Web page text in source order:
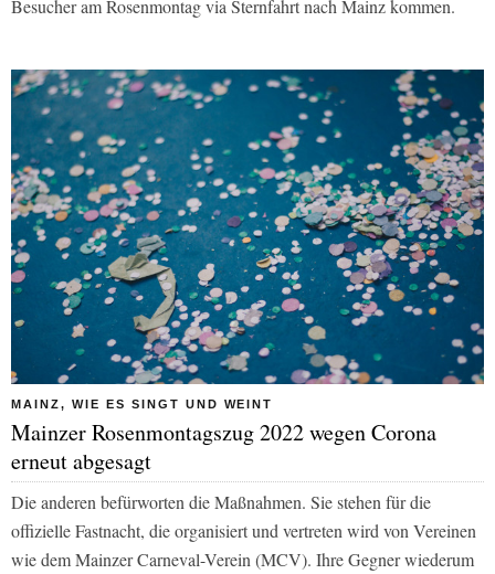
Besucher am Rosenmontag via Sternfahrt nach Mainz kommen.
MAINZ, WIE ES SINGT UND WEINT
Mainzer Rosenmontagszug 2022 wegen Corona
erneut abgesagt
Die anderen befürworten die Maßnahmen. Sie stehen für die
offizielle Fastnacht, die organisiert und vertreten wird von Vereinen
wie dem Mainzer Carneval-Verein (MCV). Ihre Gegner wiederum